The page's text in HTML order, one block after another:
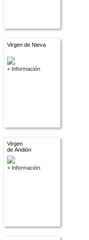
Virgen de Nieva
+ Información
Virgen
de Andión
+ Información